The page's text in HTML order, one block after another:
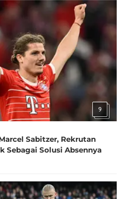
9
Sabitzer, Rekrutan
Sebagai Solusi Absennya